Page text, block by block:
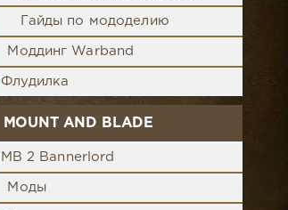
Гайды по мододелию
Моддинг Warband
Флудилка
MOUNT AND BLADE
MB 2 Bannerlord
Моды